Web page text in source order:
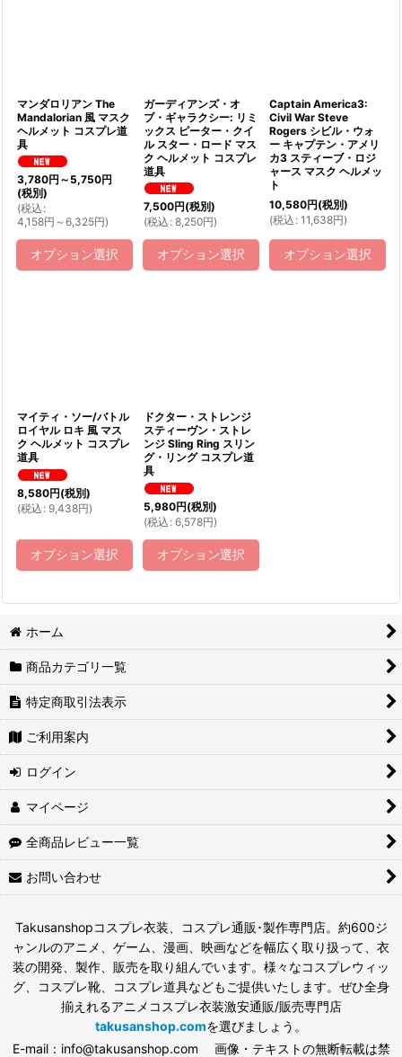
マンダロリアン The
Mandalorian 風 マスク
ヘルメット コスプレ道
具
3,780円 ～5,750円
(税別)
(税込 :
4,158円 ～6,325円)
オプション選択
ガーディアンズ・オ
ブ・ギャラクシー: リミ
ックス ピーター・クイ
ル スター・ロード マス
ク ヘルメット コスプレ
道具
7,500円(税別)
(税込 : 8,250円)
オプション選択
Captain America3:
Civil War Steve
Rogers シビル・ウォ
ー キャプテン・アメリ
カ3 スティーブ・ロジ
ャース マスク ヘルメッ
ト
10,580円(税別)
(税込 : 11,638円)
オプション選択
マイティ・ソー/バトル
ロイヤル ロキ 風 マス
ク ヘルメット コスプレ
道具
8,580円(税別)
(税込 : 9,438円)
オプション選択
ドクター・ストレンジ
スティーヴン・ストレ
ンジ Sling Ring スリン
グ・リング コスプレ道
具
5,980円(税別)
(税込 : 6,578円)
オプション選択
ホーム
商品カテゴリ一覧
特定商取引法表示
ご利用案内
ログイン
マイページ
全商品レビュー一覧
お問い合わせ
Takusanshopコスプレ衣装、コスプレ通販･製作専門店。約600ジ
ャンルのアニメ、ゲーム、漫画、映画などを幅広く取り扱って、衣
装の開発、製作、販売を取り組んでいます。様々なコスプレウィッ
グ、コスプレ靴、コスプレ道具などもご提供いたします。ぜひ全身
揃えれるアニメコスプレ衣装激安通販/販売専門店
takusanshop.comを選びましょう。
E-mail：info@takusanshop.com 画像・テキストの無断転載は禁